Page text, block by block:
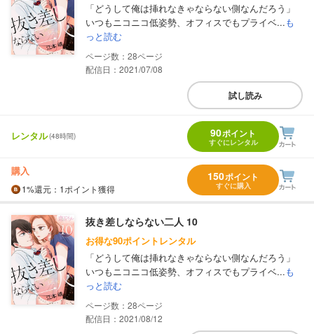
「どうして俺は挿れなきゃならない側なんだろう」
いつもニコニコ低姿勢、オフィスでもプライベ...も
っと読む
28
配信日：2021/07/08
試し読み
レンタル(48時間) 90ポイント
すぐにレンタル
購入
1%還元 ：1ポイント獲得
150ポイント
すぐに購入
抜き差しならない二人 10
お得な90ポイントレンタル
「どうして俺は挿れなきゃならない側なんだろう」
いつもニコニコ低姿勢、オフィスでもプライベ...も
っと読む
28
配信日：2021/08/12